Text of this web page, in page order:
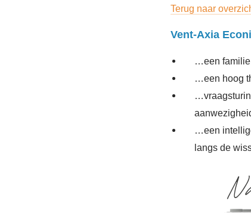
Terug naar
Vent-Axia
…een familie
…een hoog
…een
langs de